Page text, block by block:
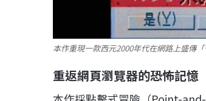
本作重現一款西元2000年代在網路上盛傳
重返網頁瀏覽器的恐怖記憶